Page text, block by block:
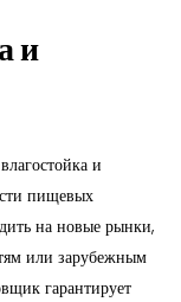
и
и
пищевых
на новые рынки,
или зарубежным
гарантирует